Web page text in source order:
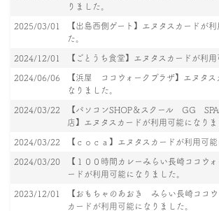
りました。
2025/03/01
【出島西側ゲート】エヌタスカードが利
た。
2024/12/01 【ごとうち食堂】エヌタスカードが利用
2024/06/06
【浜屋 ココウォークプラザ】エヌタス
なりました。
2024/03/22
【パソコンSHOP＆スクール GG
店】エヌタスカードが利用可能になりま
2024/03/22 【ｃｏｃａ】エヌタスカードが利用可能
2024/03/20
【１００時間カレーみらい長崎ココウ
ードが利用可能になりました。
2023/12/01
【おもちゃのあおき みらい長崎ココウ
カードが利用可能になりました。